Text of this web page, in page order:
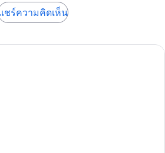
ชร์ความคิดเห็น